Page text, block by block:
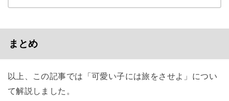
まとめ
以上、この記事では「可愛い子には旅をさせよ」につい
て解説しました。